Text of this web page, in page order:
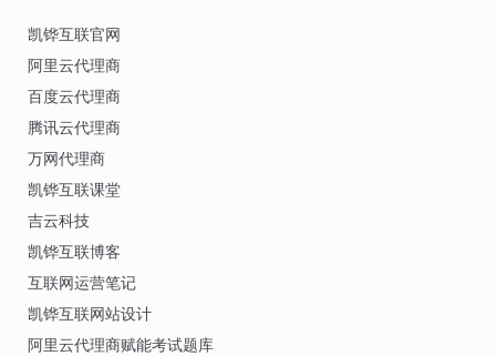
凯铧互联官网
阿里云代理商
百度云代理商
腾讯云代理商
万网代理商
凯铧互联课堂
吉云科技
凯铧互联博客
互联网运营笔记
凯铧互联网站设计
阿里云代理商赋能考试题库